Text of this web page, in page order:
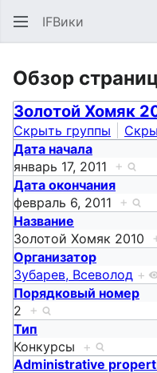
IFВики
Обзор
Золотой Хомяк
Скрыть группы
Дата начала
январь 17, 2011 +
Дата окончания
февраль 6, 2011 +
Название
Золотой Хомяк 2010
Организатор
Зубарев, Всеволод +
Порядковый номер
2 +
Тип
Конкурсы +
Administrative